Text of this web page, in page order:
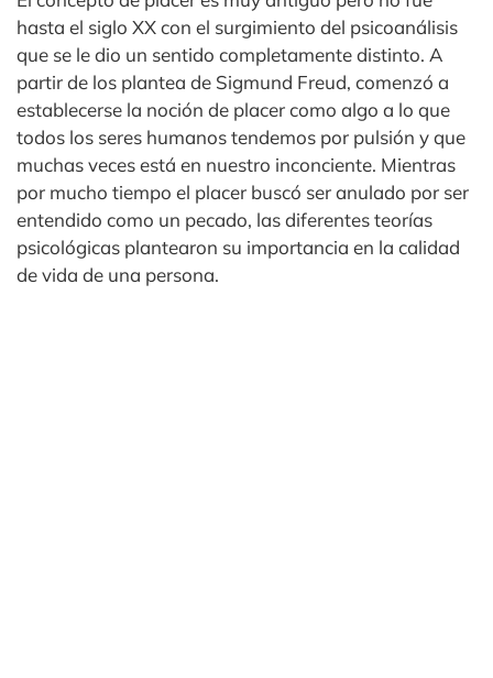
hasta el siglo XX con el surgimiento del psicoanálisis
que se le dio un sentido completamente distinto. A
partir de los plantea de Sigmund Freud, comenzó a
establecerse la noción de placer como algo a lo que
todos los seres humanos tendemos por pulsión y que
muchas veces está en nuestro inconciente. Mientras
por mucho tiempo el placer buscó ser anulado por ser
entendido como un pecado, las diferentes teorías
psicológicas plantearon su importancia en la calidad
de vida de una persona.